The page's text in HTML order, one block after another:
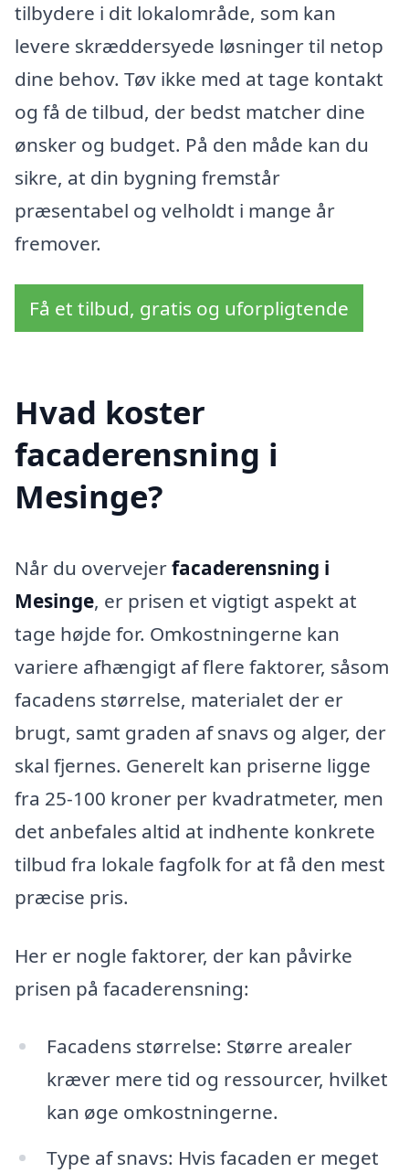
tilbydere i dit lokalområde, som kan
levere skræddersyede løsninger til netop
dine behov. Tøv ikke med at tage kontakt
og få de tilbud, der bedst matcher dine
ønsker og budget. På den måde kan du
sikre, at din bygning fremstår
præsentabel og velholdt i mange år
fremover.
Få et tilbud, gratis og uforpligtende
Hvad koster
facaderensning i
Mesinge?
Når du overvejerfacaderensning i
Mesinge, er prisen et vigtigt aspekt at
tage højde for. Omkostningerne kan
variere afhængigt af flere faktorer, såsom
facadens størrelse, materialet der er
brugt, samt graden af snavs og alger, der
skal fjernes. Generelt kan priserne ligge
fra 25-100 kroner per kvadratmeter, men
det anbefales altid at indhente konkrete
tilbud fra lokale fagfolk for at få den mest
præcise pris.
Her er nogle faktorer, der kan påvirke
prisen på facaderensning:
Facadens størrelse: Større arealer
kræver mere tid og ressourcer, hvilket
kan øge omkostningerne.
Type af snavs: Hvis facaden er meget